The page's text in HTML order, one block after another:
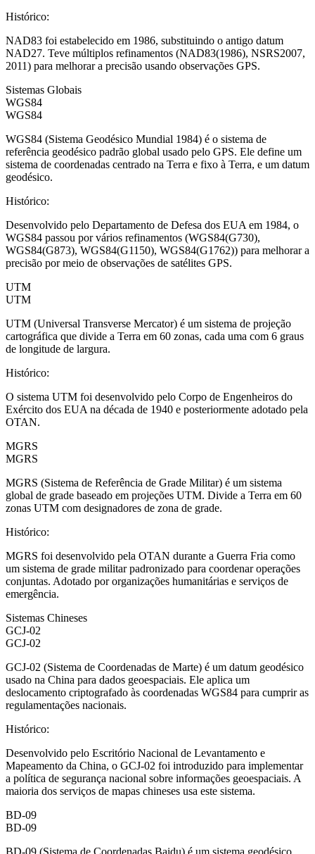
Histórico:
NAD83 foi estabelecido em 1986, substituindo o antigo datum
NAD27. Teve múltiplos refinamentos (NAD83(1986), NSRS2007,
2011) para melhorar a precisão usando observações GPS.
Sistemas Globais
WGS84
WGS84
WGS84 (Sistema Geodésico Mundial 1984) é o sistema de
referência geodésico padrão global usado pelo GPS. Ele define um
sistema de coordenadas centrado na Terra e fixo à Terra, e um datum
geodésico.
Histórico:
Desenvolvido pelo Departamento de Defesa dos EUA em 1984, o
WGS84 passou por vários refinamentos (WGS84(G730),
WGS84(G873), WGS84(G1150), WGS84(G1762)) para melhorar a
precisão por meio de observações de satélites GPS.
UTM
UTM
UTM (Universal Transverse Mercator) é um sistema de projeção
cartográfica que divide a Terra em 60 zonas, cada uma com 6 graus
de longitude de largura.
Histórico:
O sistema UTM foi desenvolvido pelo Corpo de Engenheiros do
Exército dos EUA na década de 1940 e posteriormente adotado pela
OTAN.
MGRS
MGRS
MGRS (Sistema de Referência de Grade Militar) é um sistema
global de grade baseado em projeções UTM. Divide a Terra em 60
zonas UTM com designadores de zona de grade.
Histórico:
MGRS foi desenvolvido pela OTAN durante a Guerra Fria como
um sistema de grade militar padronizado para coordenar operações
conjuntas. Adotado por organizações humanitárias e serviços de
emergência.
Sistemas Chineses
GCJ-02
GCJ-02
GCJ-02 (Sistema de Coordenadas de Marte) é um datum geodésico
usado na China para dados geoespaciais. Ele aplica um
deslocamento criptografado às coordenadas WGS84 para cumprir as
regulamentações nacionais.
Histórico:
Desenvolvido pelo Escritório Nacional de Levantamento e
Mapeamento da China, o GCJ-02 foi introduzido para implementar
a política de segurança nacional sobre informações geoespaciais. A
maioria dos serviços de mapas chineses usa este sistema.
BD-09
BD-09